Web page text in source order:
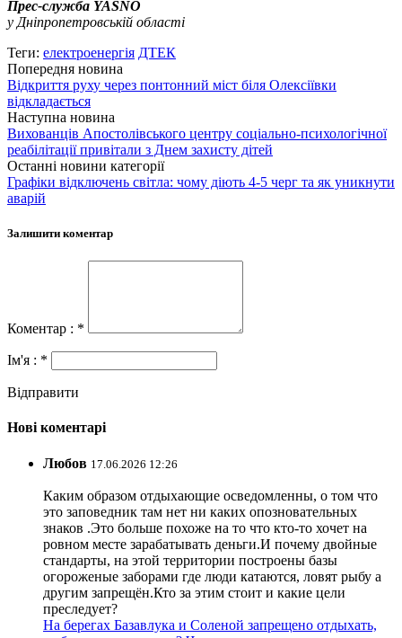
Прес-служба YASNO
у Дніпропетровській області
Теги: електроенергія ДТЕК
Попередня новина
Відкриття руху через понтонний міст біля Олексіївки
відкладається
Наступна новина
Вихованців Апостолівського центру соціально-психологічної
реабілітації привітали з Днем захисту дітей
Останні новини категорії
Графіки відключень світла: чому діють 4-5 черг та як уникнути
аварій
Залишити коментар
Коментар : *
Ім'я : *
Відправити
Нові коментарі
Любов 17.06.2026 12:26
Каким образом отдыхающие осведомленны, о том что
это заповедник там нет ни каких опозновательных
знаков .Это больше похоже на то что кто-то хочет на
ровном месте зарабатывать деньги.И почему двойные
стандарты, на этой территории построены базы
огороженые заборами где люди катаются, ловят рыбу а
другим запрещён.Кто за этим стоит и какие цели
преследует?
На берегах Базавлука и Соленой запрещено отдыхать,